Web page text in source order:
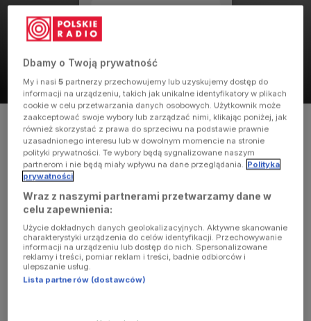
ElżbietaRóżycka
NAPISZ DO MNIE
Dbamy o Twoją prywatność
My i nasi5 partnerzy przechowujemy lub uzyskujemy dostęp do
informacji na urządzeniu, takich jak unikalne identyfikatory w plikach
cookie w celu przetwarzania danych osobowych. Użytkownik może
zaakceptować swoje wybory lub zarządzać nimi, klikając poniżej, jak
również skorzystać z prawa do sprzeciwu na podstawie prawnie
uzasadnionego interesu lub w dowolnym momencie na stronie
polityki prywatności. Te wybory będą sygnalizowane naszym
partnerom i nie będą miały wpływu na dane przeglądania. Polityka
prywatności
Wraz z naszymi partnerami przetwarzamy dane w
celu zapewnienia:
Użycie dokładnych danych geolokalizacyjnych. Aktywne skanowanie
charakterystyki urządzenia do celów identyfikacji. Przechowywanie
informacji na urządzeniu lub dostęp do nich. Spersonalizowane
reklamy i treści, pomiar reklam i treści, badnie odbiorców i
ulepszanie usług.
Lista partnerów (dostawców)